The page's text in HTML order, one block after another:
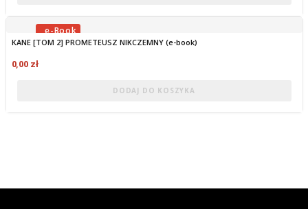
OBECNIE BRAK NA STANIE
KANE [TOM 2] PROMETEUSZ NIKCZEMNY (e-book)
0,00 zł
DODAJ DO KOSZYKA